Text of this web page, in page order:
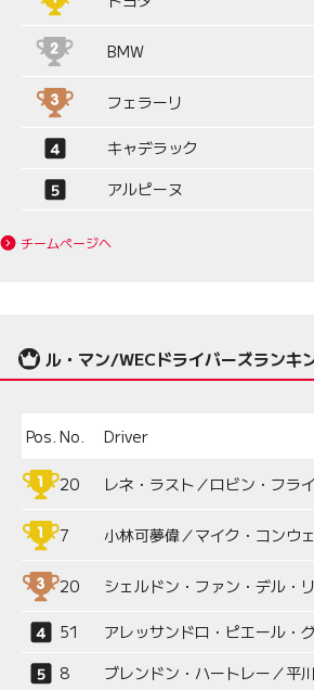
BMW
フェラーリ
キャデラック
アルピーヌ
チームページへ
ル・マン/WECドライバーズランキ
Pos. No. Driver
20 レネ・ラスト／ロビン・フラ
7 小林可夢偉／マイク・コンウ
20 シェルドン・ファン・デル・
51
アレッサンドロ・ピエール・
8
ブレンドン・ハートレー／平